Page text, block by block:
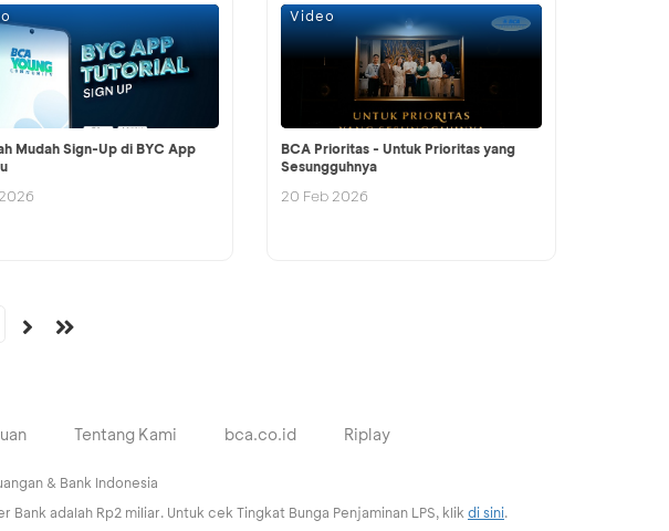
Mudah Sign-Up di BYC App
Video
BCA Prioritas - Untuk Prioritas yang
Sesungguhnya
20 Feb 2026
Tentang Kami bca.co.id Riplay
& Bank Indonesia
adalah Rp2 miliar. Untuk cek Tingkat Bunga Penjaminan LPS, klik di sini.